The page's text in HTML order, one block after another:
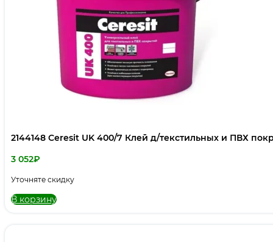
2144148 Ceresit UK 400/7 Клей д/текстильных и ПВХ
3 052₽
Уточняте скидку
В корзину